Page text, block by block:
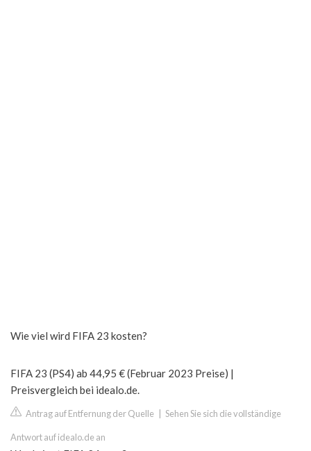
Wie viel wird FIFA 23 kosten?
FIFA 23 (PS4) ab 44,95 € (Februar 2023 Preise) |
Preisvergleich bei idealo.de.
Antrag auf Entfernung der Quelle Sehen Sie sich die vollständige
Antwort auf idealo.de an